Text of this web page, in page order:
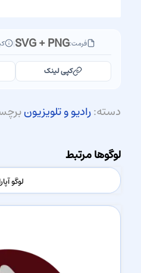
فرمت:SVG + PNG
|
کپی لینک
دسته:رادیو و تلویزیون
لوگوها مرتبط
لوگو